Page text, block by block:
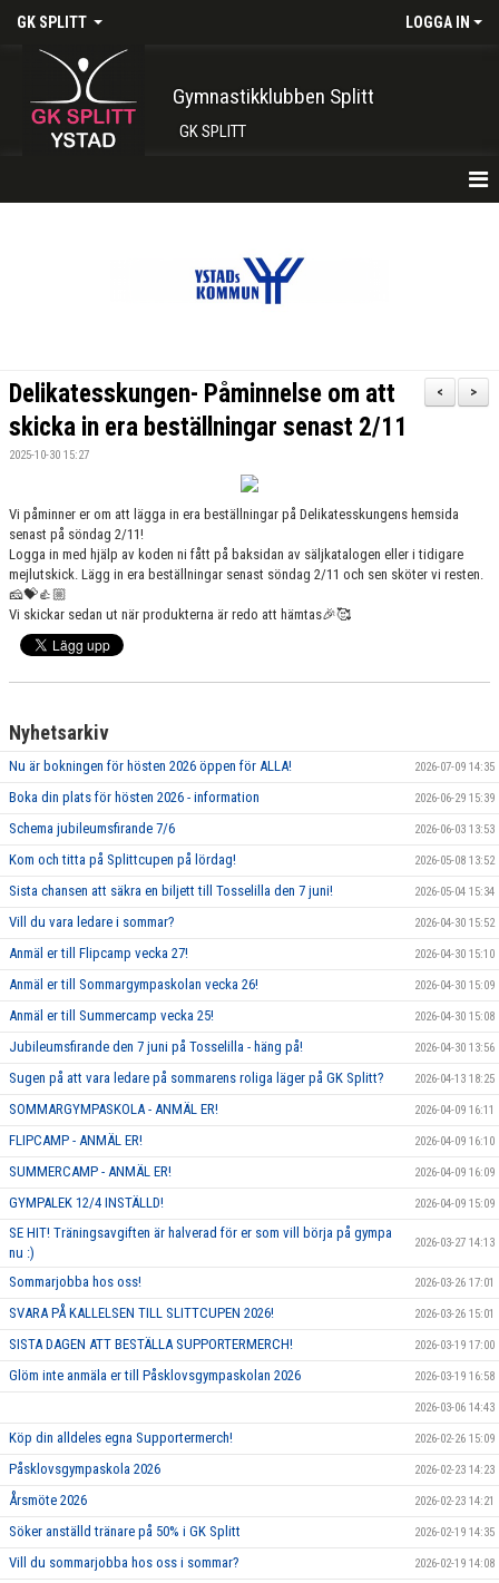
GK SPLITT LOGGA IN
Gymnastikklubben Splitt
GK SPLITT
INTRESSEANMÄLAN
GRUPPER OCH TIDER
STÖDMEDLEM
SPONSRING
FRÅGOR & SVAR
>
<
Delikatesskungen- Påminnelse om att
skicka in era beställningar senast 2/11
2025-10-30 15:27
Vi påminner er om att lägga in era beställningar på Delikatesskungens hemsida
senast på söndag 2/11!
Logga in med hjälp av koden ni fått på baksidan av säljkatalogen eller i tidigare
mejlutskick. Lägg in era beställningar senast söndag 2/11 och sen sköter vi resten.
🧀💝👍🏼
Vi skickar sedan ut när produkterna är redo att hämtas🎉🥰
Nyhetsarkiv
Nu är bokningen för hösten 2026 öppen för ALLA! 2026-07-09 14:35
Boka din plats för hösten 2026 - information 2026-06-29 15:39
Schema jubileumsfirande 7/6 2026-06-03 13:53
Kom och titta på Splittcupen på lördag! 2026-05-08 13:52
Sista chansen att säkra en biljett till Tosselilla den 7 juni! 2026-05-04 15:34
Vill du vara ledare i sommar? 2026-04-30 15:52
Anmäl er till Flipcamp vecka 27! 2026-04-30 15:10
Anmäl er till Sommargympaskolan vecka 26! 2026-04-30 15:09
Anmäl er till Summercamp vecka 25! 2026-04-30 15:08
Jubileumsfirande den 7 juni på Tosselilla - häng på! 2026-04-30 13:56
Sugen på att vara ledare på sommarens roliga läger på GK Splitt? 2026-04-13 18:25
SOMMARGYMPASKOLA - ANMÄL ER! 2026-04-09 16:11
FLIPCAMP - ANMÄL ER! 2026-04-09 16:10
SUMMERCAMP - ANMÄL ER! 2026-04-09 16:09
GYMPALEK 12/4 INSTÄLLD! 2026-04-09 15:09
SE HIT! Träningsavgiften är halverad för er som vill börja på gympa
nu :)
2026-03-27 14:13
Sommarjobba hos oss! 2026-03-26 17:01
SVARA PÅ KALLELSEN TILL SLITTCUPEN 2026! 2026-03-26 15:01
SISTA DAGEN ATT BESTÄLLA SUPPORTERMERCH! 2026-03-19 17:00
Glöm inte anmäla er till Påsklovsgympaskolan 2026 2026-03-19 16:58
2026-03-06 14:43
Köp din alldeles egna Supportermerch! 2026-02-26 15:09
Påsklovsgympaskola 2026 2026-02-23 14:23
Årsmöte 2026 2026-02-23 14:21
Söker anställd tränare på 50% i GK Splitt 2026-02-19 14:35
Vill du sommarjobba hos oss i sommar? 2026-02-19 14:08